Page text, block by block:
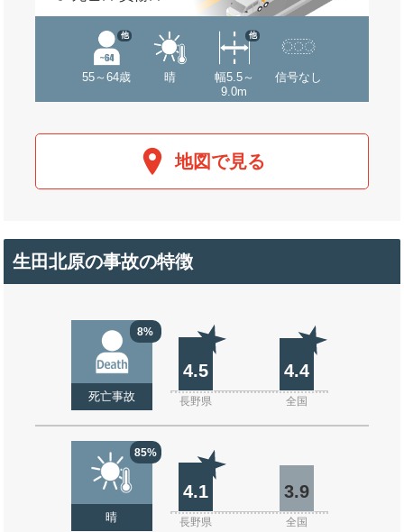
55～64歳
他
晴
幅5.5～
9.0m
他
信号なし
地図で見る
生田北原の事故の特徴
8%
死亡事故
4.5 4.4
長野県 全国
85%
晴
4.1 3.9
長野県 全国